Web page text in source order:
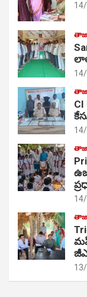
తాజా
తాజా
తాజా
తాజా